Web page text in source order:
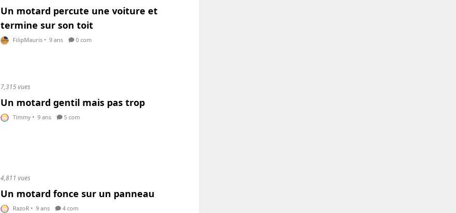
Un motard percute une voiture et
termine sur son toit
FilipMauris • 9 ans 0 com
7,315 vues
Un motard gentil mais pas trop
Timmy • 9 ans 5 com
4,811 vues
Un motard fonce sur un panneau
RazoR • 9 ans 4 com